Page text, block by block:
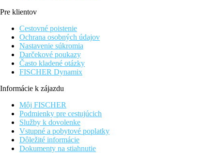
Pre klientov
Cestovné poistenie
Ochrana osobných údajov
Nastavenie súkromia
Darčekové poukazy
Často kladené otázky
FISCHER Dynamix
Informácie k zájazdu
Môj FISCHER
Podmienky pre cestujúcich
Služby k dovolenke
Vstupné a pobytové poplatky
Dôležité informácie
Dokumenty na stiahnutie